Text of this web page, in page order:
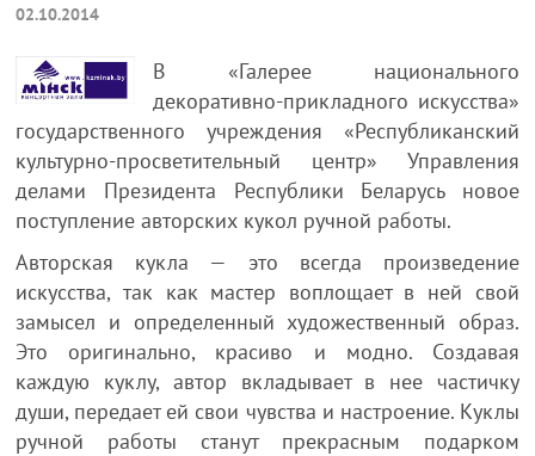
02.10.2014
В «Галерее национального
декоративно-прикладного искусства»
государственного учреждения «Республиканский
культурно-просветительный центр» Управления
делами Президента Республики Беларусь новое
поступление авторских кукол ручной работы.
Авторская кукла — это всегда произведение
искусства, так как мастер воплощает в ней свой
замысел и определенный художественный образ.
Это оригинально, красиво и модно. Создавая
каждую куклу, автор вкладывает в нее частичку
души, передает ей свои чувства и настроение. Куклы
ручной работы станут прекрасным подарком